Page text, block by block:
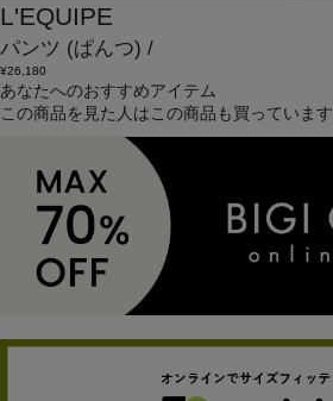
L'EQUIPE
パンツ (ぱんつ) /
¥26,180
あなたへのおすすめアイテム
この商品を見た人はこの商品も買っています